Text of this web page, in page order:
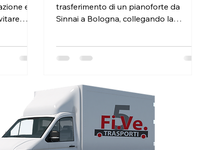
e
trasferimento di un pianoforte da
Sinnai a Bologna, collegando la
delicato. Un pianoforte non può essere
sensibilità delle componenti richiedono
una pianificazione specifica,
soprattutto quando il trasporto
interessa una tratta nazionale. Ogni
passaggio deve essere valutato in